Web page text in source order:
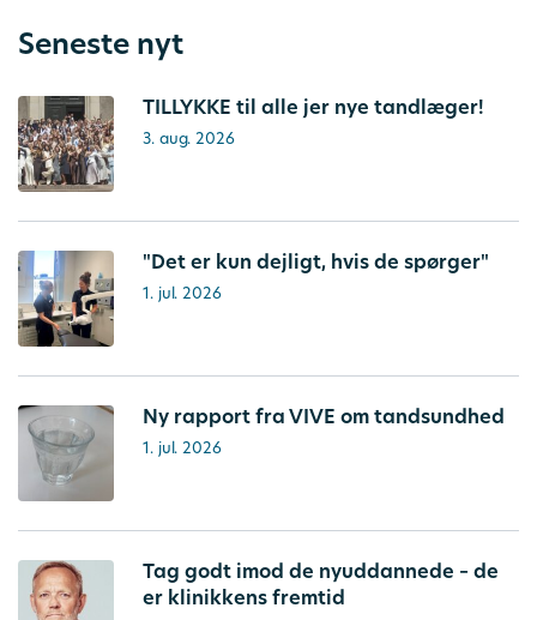
Seneste nyt
TILLYKKE til alle jer nye tandlæger!
3. aug. 2026
"Det er kun dejligt, hvis de spørger"
1. jul. 2026
Ny rapport fra VIVE om tandsundhed
1. jul. 2026
Tag godt imod de nyuddannede – de
er klinikkens fremtid